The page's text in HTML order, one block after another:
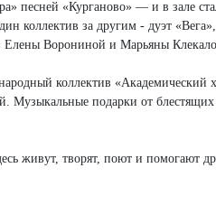
песней «Курганово» — и в зале
коллектив за другим - дуэт
Елены Ворониной и Марьяны
коллектив «Академический
Музыкальные подарки от
живут, творят, поют и помогают